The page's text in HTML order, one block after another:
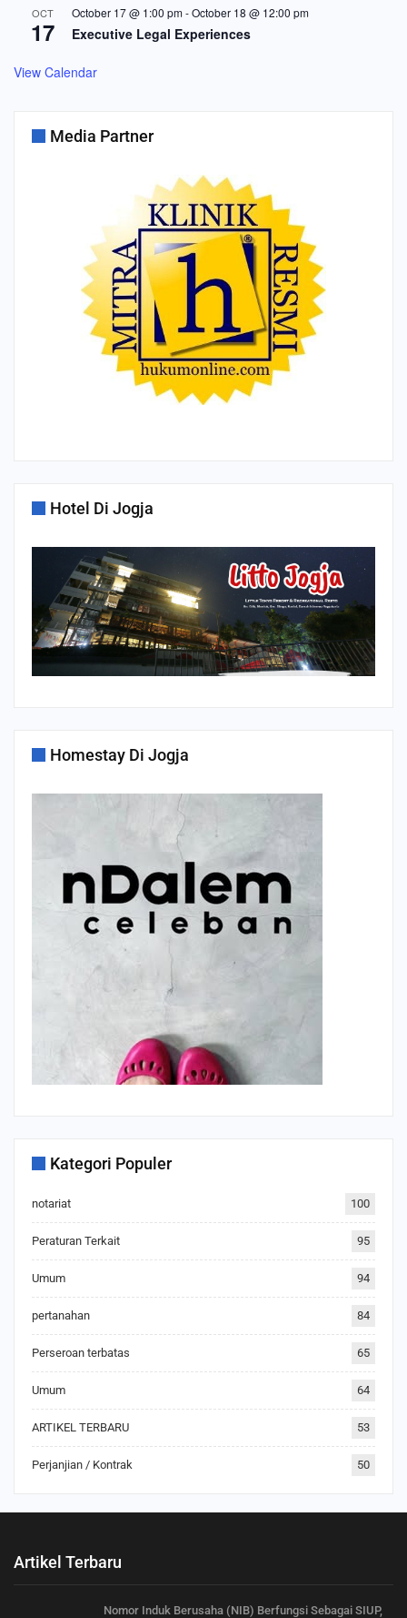
OCT
17
October 17 @ 1:00 pm-October 18 @ 12:00 pm
Executive Legal Experiences
View Calendar
Media Partner
Hotel Di Jogja
Homestay Di Jogja
Kategori Populer
notariat 100
Peraturan Terkait 95
Umum 94
pertanahan 84
Perseroan terbatas 65
Umum 64
ARTIKEL TERBARU 53
Perjanjian / Kontrak 50
Artikel Terbaru
Nomor Induk Berusaha (NIB) Berfungsi Sebagai SIUP,